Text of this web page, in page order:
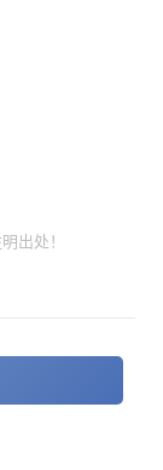
出处！